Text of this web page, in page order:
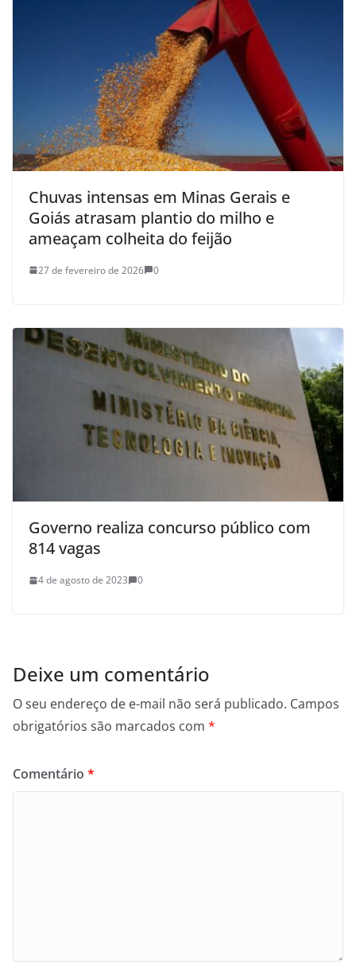
Chuvas intensas em Minas Gerais e
Goiás atrasam plantio do milho e
ameaçam colheita do feijão
27 de fevereiro de 2026 0
Governo realiza concurso público com
814 vagas
4 de agosto de 2023 0
Deixe um comentário
O seu endereço de e-mail não será publicado. Campos
obrigatórios são marcados com *
Comentário *